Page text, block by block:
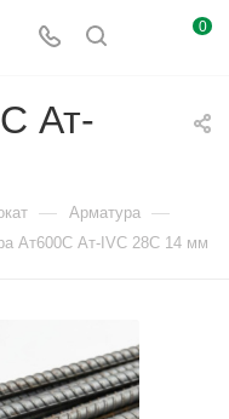
0
Ат-
— Арматура —
Ат600С Ат-IVС 28С 14 мм